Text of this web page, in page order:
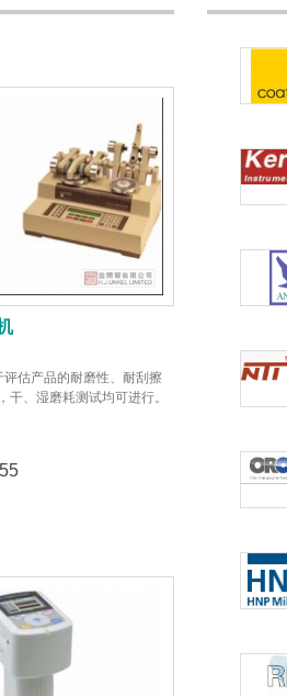
估产品的耐磨性、耐刮擦
干、湿磨耗测试均可进行。